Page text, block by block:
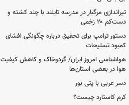
تیراندازی مرگبار در مدرسه‌ تایلند با چند کشته و
دست‌کم ۲۰ زخمی
دستور ترامپ برای تحقیق درباره چگونگی افشای
کمبود تسلیحات
هواشناسی امروز ایران/ گردوخاک و کاهش کیفیت
هوا در بعضی استان‌ها
دسر عربی با پتی بور
کرم کاستارد چیست؟